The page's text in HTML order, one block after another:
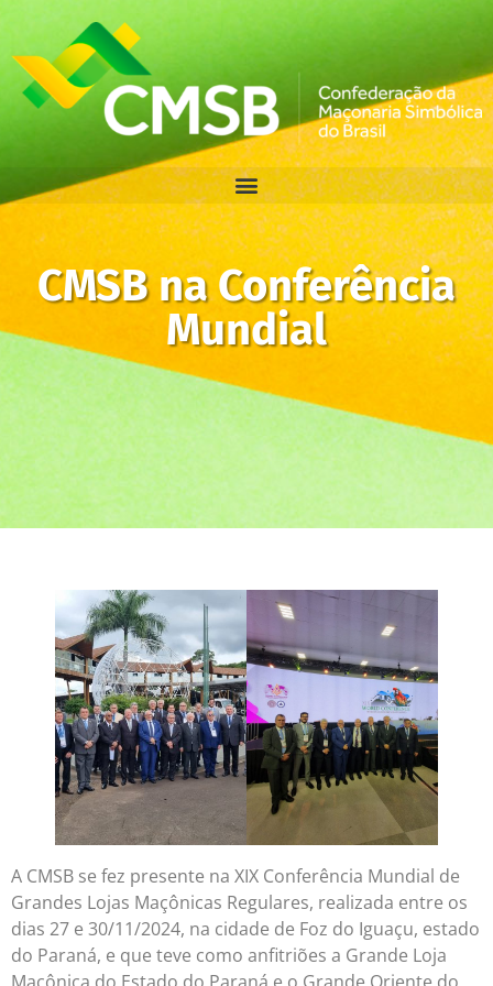
CMSB na Conferência
Mundial
A CMSB se fez presente na XIX Conferência Mundial de
Grandes Lojas Maçônicas Regulares, realizada entre os
dias 27 e 30/11/2024, na cidade de Foz do Iguaçu, estado
do Paraná, e que teve como anfitriões a Grande Loja